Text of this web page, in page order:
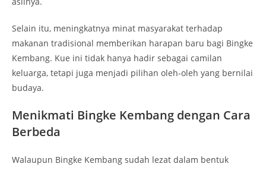
Selain itu, meningkatnya minat masyarakat terhadap
makanan tradisional memberikan harapan baru bagi Bingke
Kembang. Kue ini tidak hanya hadir sebagai camilan
keluarga, tetapi juga menjadi pilihan oleh-oleh yang bernilai
budaya.
Menikmati Bingke Kembang dengan Cara
Berbeda
Walaupun Bingke Kembang sudah lezat dalam bentuk